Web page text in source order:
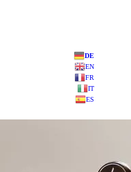
DE
EN
FR
IT
ES